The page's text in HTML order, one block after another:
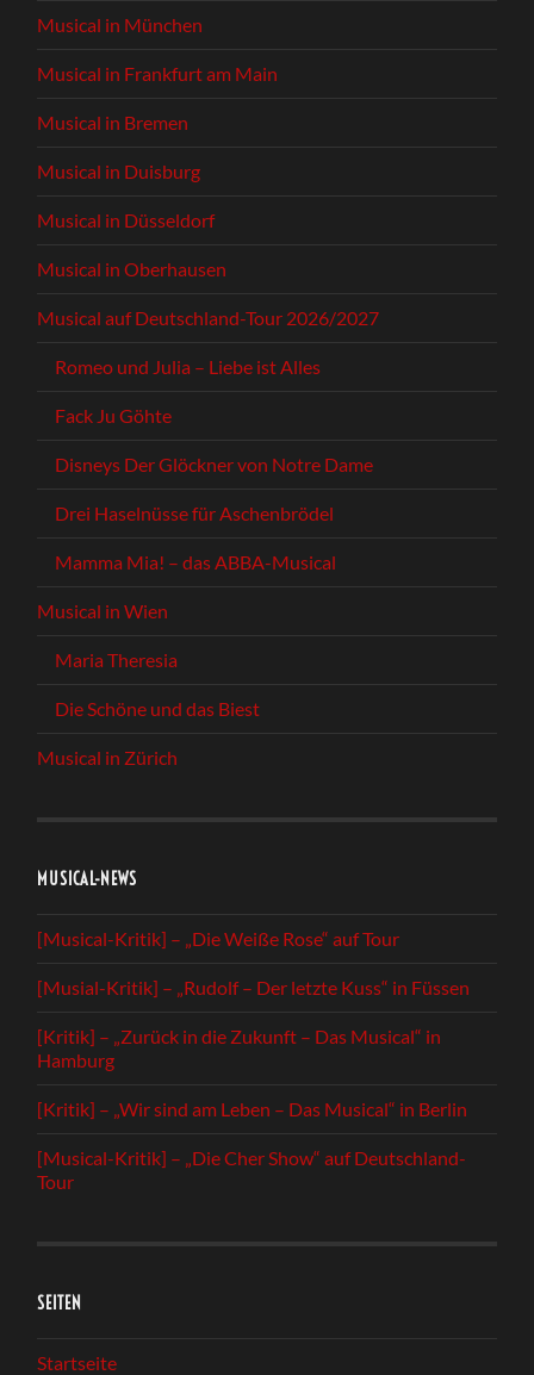
Musical in München
Musical in Frankfurt am Main
Musical in Bremen
Musical in Duisburg
Musical in Düsseldorf
Musical in Oberhausen
Musical auf Deutschland-Tour 2026/2027
Romeo und Julia – Liebe ist Alles
Fack Ju Göhte
Disneys Der Glöckner von Notre Dame
Drei Haselnüsse für Aschenbrödel
Mamma Mia! – das ABBA-Musical
Musical in Wien
Maria Theresia
Die Schöne und das Biest
Musical in Zürich
MUSICAL-NEWS
[Musical-Kritik] – „Die Weiße Rose“ auf Tour
[Musial-Kritik] – „Rudolf – Der letzte Kuss“ in Füssen
[Kritik] – „Zurück in die Zukunft – Das Musical“ in
Hamburg
[Kritik] – „Wir sind am Leben – Das Musical“ in Berlin
[Musical-Kritik] – „Die Cher Show“ auf Deutschland-
Tour
SEITEN
Startseite